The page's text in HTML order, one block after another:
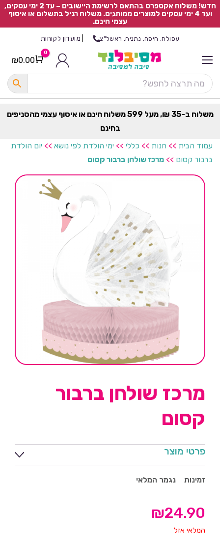
חדש! משלוח אקספרס בהתאם לרשימת היישובים – עד 2 ימי עסקים,
ועד 4 ימי עסקים למוצרים ממותגים. משלוח רגיל בתשלום או איסוף
עצמי חינם.
עפולה, חיפה, נתניה, ראשל"צ מועדון לקוחות
Cart
0
₪0.00
משלוח ב-35 ₪, מעל 599 משלוח חינם או איסוף עצמי מהסניפים
בחינם
עמוד הבית >> חנות >> כללי >> ימי הולדת לפי נושא >> יום הולדת
ברבור קסום >> מרכז שולחן ברבור קסום
מרכז שולחן ברבור
קסום
פרטי מוצר
זמינות נגמר המלאי
₪24.90
המלאי אזל